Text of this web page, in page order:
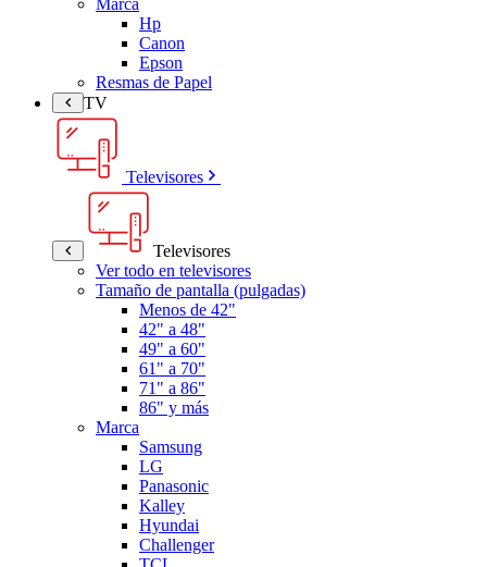
Hp
Canon
Epson
Resmas de Papel
TV
Televisores
Televisores
Ver todo en televisores
Tamaño de pantalla (pulgadas)
Menos de 42"
42" a 48"
49" a 60"
61" a 70"
71" a 86"
86" y más
Marca
Samsung
LG
Panasonic
Kalley
Hyundai
Challenger